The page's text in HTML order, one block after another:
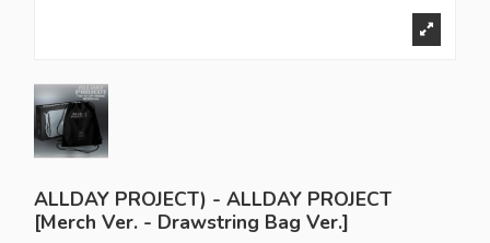
ALLDAY PROJECT) - ALLDAY PROJECT
[Merch Ver. - Drawstring Bag Ver.]